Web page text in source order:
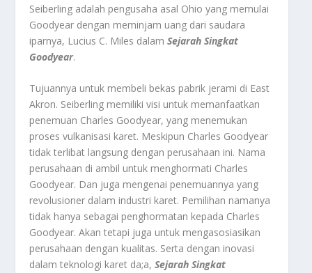
Seiberling adalah pengusaha asal Ohio yang memulai
Goodyear dengan meminjam uang dari saudara
iparnya, Lucius C. Miles dalamSejarah Singkat
Goodyear.
Tujuannya untuk membeli bekas pabrik jerami di East
Akron. Seiberling memiliki visi untuk memanfaatkan
penemuan Charles Goodyear, yang menemukan
proses vulkanisasi karet. Meskipun Charles Goodyear
tidak terlibat langsung dengan perusahaan ini. Nama
perusahaan di ambil untuk menghormati Charles
Goodyear. Dan juga mengenai penemuannya yang
revolusioner dalam industri karet. Pemilihan namanya
tidak hanya sebagai penghormatan kepada Charles
Goodyear. Akan tetapi juga untuk mengasosiasikan
perusahaan dengan kualitas. Serta dengan inovasi
dalam teknologi karet da;a,Sejarah Singkat